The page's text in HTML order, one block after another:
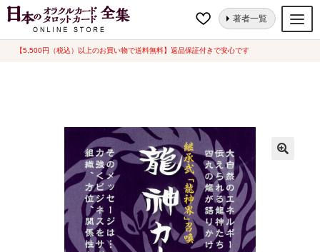
【5,500円（税込）以上のお買い物で送料無料】返品保証付きで安心です
ナ
コ
著者一覧
オラクルカード
ホーム オラクルカード 観音様・龍神
継承弐「龍神界」召喚 龍神カ
ード（2022年11月発売）